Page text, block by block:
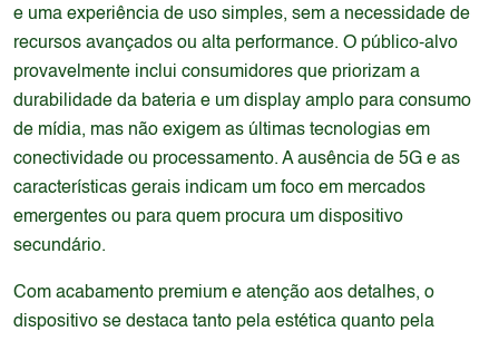
e uma experiência de uso simples, sem a necessidade de
recursos avançados ou alta performance. O público-alvo
provavelmente inclui consumidores que priorizam a
durabilidade da bateria e um display amplo para consumo
de mídia, mas não exigem as últimas tecnologias em
conectividade ou processamento. A ausência de 5G e as
características gerais indicam um foco em mercados
emergentes ou para quem procura um dispositivo
secundário.
Com acabamento premium e atenção aos detalhes, o
dispositivo se destaca tanto pela estética quanto pela